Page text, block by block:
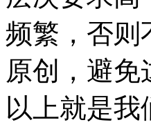
频繁，否则
原创，避
以上就是我